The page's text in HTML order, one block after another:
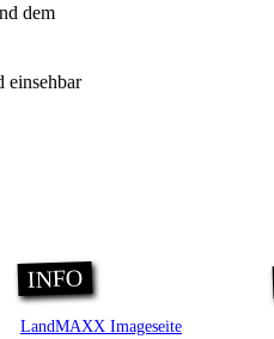
dem
einsehbar
INFO
LandMAXX Imageseite